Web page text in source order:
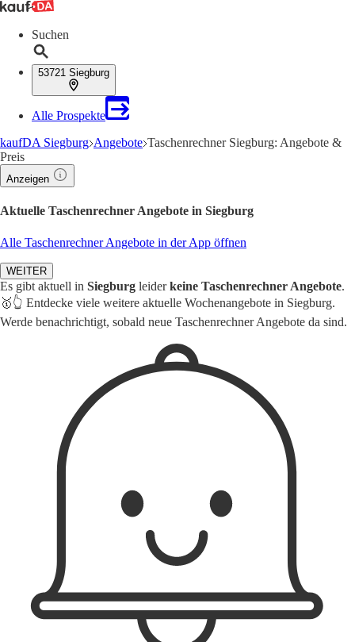
Suchen
53721 Siegburg
Alle Prospekte
kaufDA Siegburg Angebote Taschenrechner Siegburg: Angebote &
Preis
Anzeigen
Aktuelle Taschenrechner Angebote in Siegburg
Alle Taschenrechner Angebote in der App öffnen
WEITER
Es gibt aktuell in Siegburg leiderkeine Taschenrechner Angebote.
🥇👆 Entdecke viele weitere aktuelle Wochenangebote in Siegburg.
Werde benachrichtigt, sobald neue Taschenrechner Angebote da sind.